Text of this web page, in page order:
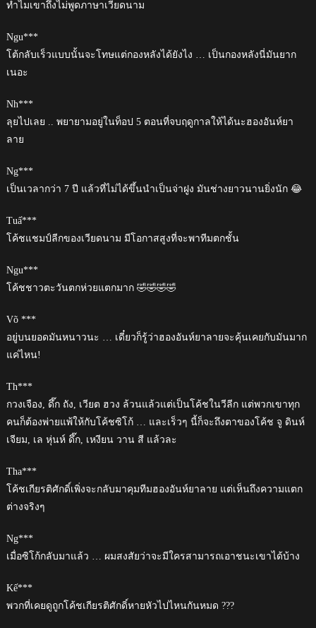
ทำไมเขาถึงไม่พูดภาษาเวียดนาม
Ngu***
โต้กลับเร็วแบบนั้นจะโทษแต่กองหลังได้ยังไง … เป็นกองหลังนี่มันยาก
เนอะ
Nh***
ลุยไปเลย .. พยายามอยู่ในท็อป 5 ตอนที่จบฤดูกาลให้ได้นะฮองอันห์ยา
ลาย
Ng***
เป็นเวลากว่า 7 ปี แล้วที่ไม่ได้ขึ้นนำเป็นจ่าฝูง มันช่างยาวนานยิ่งนัก 😂
Tuấ***
โค้ชแชมป์ลีกของเวียดนาม มีโอกาสสูงที่จะพาทีมตกชั้น
Ngu***
โค้ชชาวตะวันตกห่วยแตกมาก 🤣🤣🤣🤣
Võ ***
อยู่บนยอดมันหนาวนะ … เดี๋ยวก็รู้ว่าฮองอันห์ยาลายจะคุ้นเคยกับมันมาก
แค่ไหน!
Th***
กวงเจือง, ดึ๊ก ถัง, เวียต ฮวง ล้วนแล้วแต่เป็นโค้ชในวีลีก แต่พวกเขาทุก
คนก็ต้องพ่ายแพ้ให้กับโค้ชซิโก้ … และเร็วๆ นี้ก็จะถึงตาของโค้ช จู ดินห์
เจียม, เล หุ่นห์ ดึ๊ก, เหงียน วาน สี แล้วละ
Tha***
โค้ชเกียรติศักดิ์เพิ่งจะกลับมาคุมทีมฮองอันห์ยาลาย แต่เห็นถึงความแตก
ต่างจริงๆ
Ng***
เมื่อซิโก้กลับมาแล้ว … ผมสงสัยว่าจะมีใครสามารถเอาชนะเขาได้บ้าง
Kế***
พวกที่เคยดูถูกโค้ชเกียรติศักดิ์หายหัวไปไหนกันหมด ???